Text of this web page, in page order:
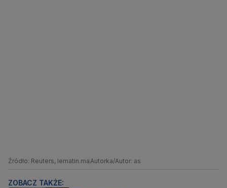
Źródło: Reuters, lematin.maAutorka/Autor: as
ZOBACZ TAKŻE: